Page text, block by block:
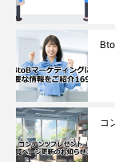
コ